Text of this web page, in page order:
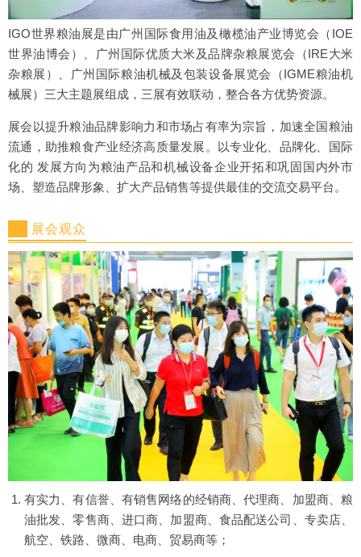
IGO世界粮油展是由广州国际食用油及橄榄油产业博览会（IOE
世界油博会）、广州国际优质大米及品牌杂粮展览会（IRE大米
杂粮展）、广州国际粮油机械及包装设备展览会（IGME粮油机
械展）三大主题展组成，三展有效联动，整合各方优势资源。
展会以提升粮油品牌影响力和市场占有率为宗旨，加速全国粮油
流通，助推粮食产业经济高质量发展。以专业化、品牌化、国际
化的 发展方向为粮油产品和机械设备企业开拓和巩固国内外市
场、塑造品牌形象、扩大产品销售等提供最佳的交流交易平台。
展会观众
有实力、有信誉、有销售网络的经销商、代理商、加盟商、粮
油批发、零售商、进口商、加盟商、食品配送公司、专卖店、
航空、铁路、微商、电商、贸易商等；